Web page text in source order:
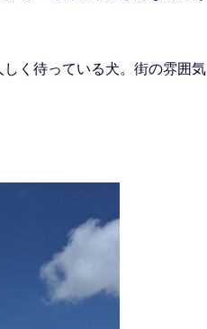
く待っている犬。街の雰囲気